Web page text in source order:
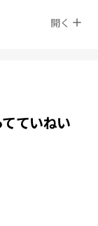
開く
ていねい